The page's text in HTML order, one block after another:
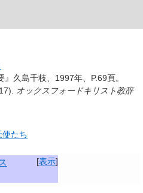
久島千枝、1997年、P.69頁。
オックスフォードキリスト教辞
使たち
[表示]